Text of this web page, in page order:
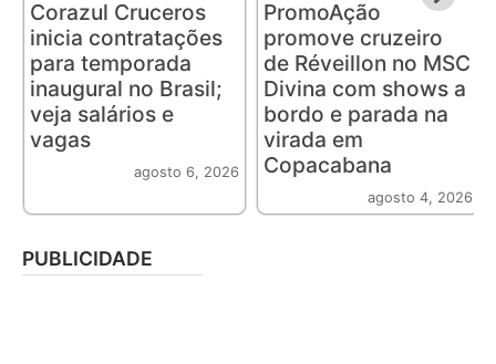
Corazul Cruceros
inicia contratações
para temporada
inaugural no Brasil;
veja salários e
vagas
agosto 6, 2026
PromoAção
promove cruzeiro
de Réveillon no MSC
Divina com shows a
bordo e parada na
virada em
Copacabana
agosto 4, 2026
PUBLICIDADE